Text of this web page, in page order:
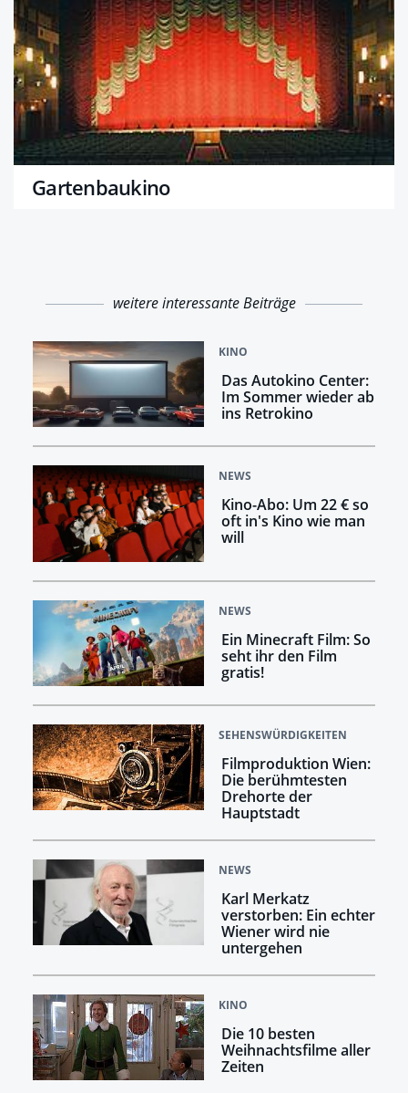
Gartenbaukino
weitere interessante Beiträge
KINO
Das Autokino Center:
Im Sommer wieder ab
ins Retrokino
NEWS
Kino-Abo: Um 22 € so
oft in's Kino wie man
will
NEWS
Ein Minecraft Film: So
seht ihr den Film
gratis!
SEHENSWÜRDIGKEITEN
Filmproduktion Wien:
Die berühmtesten
Drehorte der
Hauptstadt
NEWS
Karl Merkatz
verstorben: Ein echter
Wiener wird nie
untergehen
KINO
Die 10 besten
Weihnachtsfilme aller
Zeiten